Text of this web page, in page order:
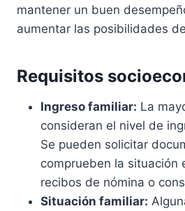
mantener un buen
aumentar las posibilidades
Requisitos
Ingreso familiar: La
consideran el nivel de
Se pueden solicitar
comprueben la situación
recibos de nómina o
Situación familiar: